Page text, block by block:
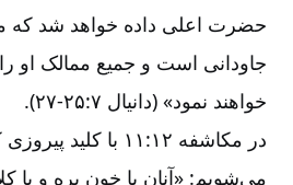
حضرت اعلی داده خواهد شد که
جاودانی است و جمیع ممالک او
خواهند نمود» (دانیال ۷:‏۲۵-‏‏‏‏‏‏۲۷).
در مکاشفه ۱۲:‏۱۱ با
می‌‌شویم: «آنان با خون بره و با